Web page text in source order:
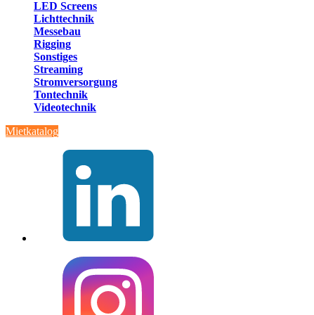
LED Screens
Lichttechnik
Messebau
Rigging
Sonstiges
Streaming
Stromversorgung
Tontechnik
Videotechnik
Mietkatalog